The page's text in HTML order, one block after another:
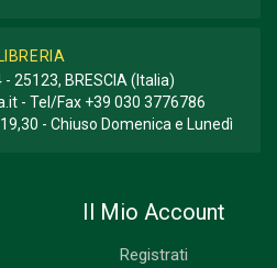
LIBRERIA
25123, BRESCIA (Italia)
- Tel/Fax +39 030 3776786
- Chiuso Domenica e Lunedì
Il Mio Account
Registrati